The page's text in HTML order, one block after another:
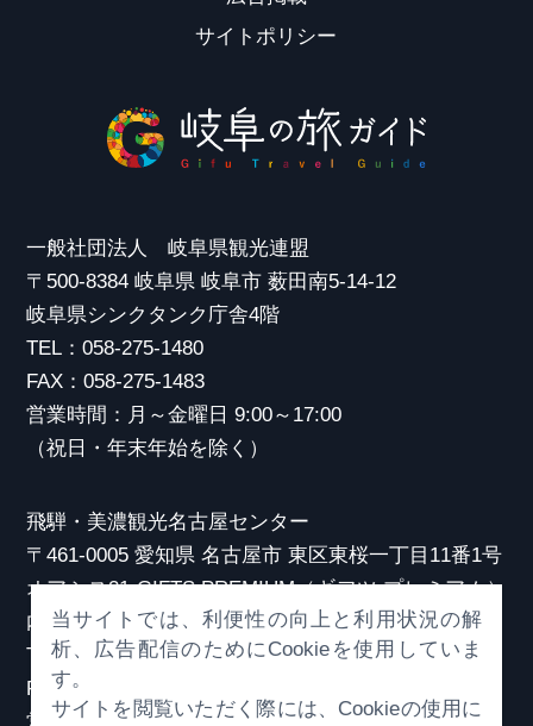
サイトポリシー
一般社団法人 岐阜県観光連盟
〒500-8384 岐阜県 岐阜市 薮田南5-14-12
岐阜県シンクタンク庁舎4階
TEL：058-275-1480
FAX：058-275-1483
営業時間：月～金曜日 9:00～17:00
（祝日・年末年始を除く）
飛騨・美濃観光名古屋センター
〒461-0005 愛知県 名古屋市 東区東桜一丁目11番1号
オアシス21 GIFTS PREMIUM（ギフツ プレミアム）
内
TEL：052-253-6185
FAX：052-253-6186
当サイトでは、利便性の向上と利用状況の解
析、広告配信のためにCookieを使用していま
す。
サイトを閲覧いただく際には、Cookieの使用に